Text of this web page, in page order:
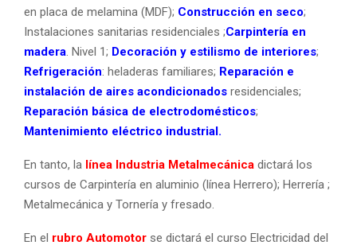
en placa de melamina (MDF); Construcción en seco;
Instalaciones sanitarias residenciales ;Carpintería en
madera. Nivel 1; Decoración y estilismo de interiores;
Refrigeración: heladeras familiares; Reparación e
instalación de aires acondicionados residenciales;
Reparación básica de electrodomésticos;
Mantenimiento eléctrico industrial.
En tanto, la línea Industria Metalmecánica dictará los
cursos de Carpintería en aluminio (línea Herrero); Herrería ;
Metalmecánica y Tornería y fresado.
En el rubro Automotor se dictará el curso Electricidad del